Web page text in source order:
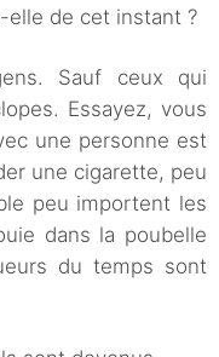
de cet instant ?
Sauf ceux qui
Essayez, vous
une personne est
une cigarette, peu
peu importent les
dans la poubelle
du temps sont